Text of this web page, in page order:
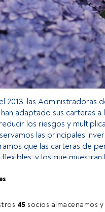
45 socios almacenamos
2013, las Administradoras
adaptado sus carteras
los riesgos y
las principales
que las carteras de
y los que muestran
desde el botón